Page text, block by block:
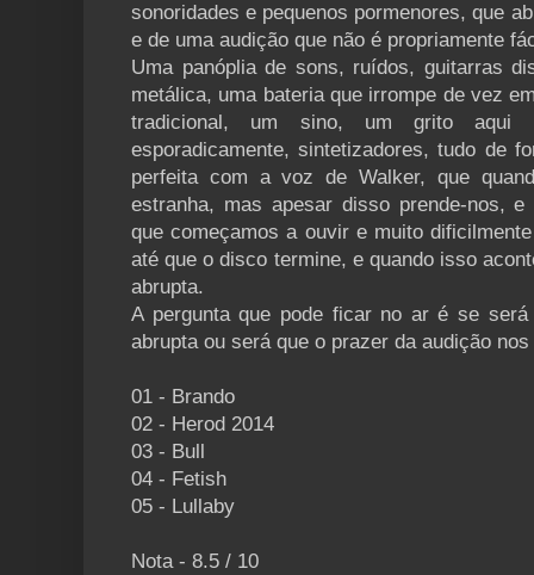
sonoridades e pequenos pormenores, que
e de uma audição que não é propriamente
Uma panóplia de sons, ruídos, guitarras
metálica, uma bateria que irrompe de vez
tradicional, um sino, um grito
esporadicamente, sintetizadores, tudo de
perfeita com a voz de Walker, que
estranha, mas apesar disso prende-nos,
que começamos a ouvir e muito
até que o disco termine, e quando isso
abrupta.
A pergunta que pode ficar no ar é se
abrupta ou será que o prazer da audição
01 - Brando
02 - Herod 2014
03 - Bull
04 - Fetish
05 - Lullaby
Nota - 8.5 / 10